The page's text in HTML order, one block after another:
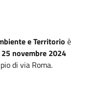
e Territorio è
novembre 2024
di via Roma.